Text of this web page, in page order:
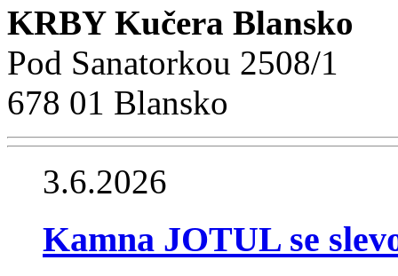
KRBY Kučera Blansko
Pod Sanatorkou 2508/1
678 01 Blansko
3.6.2026
Kamna JOTUL se